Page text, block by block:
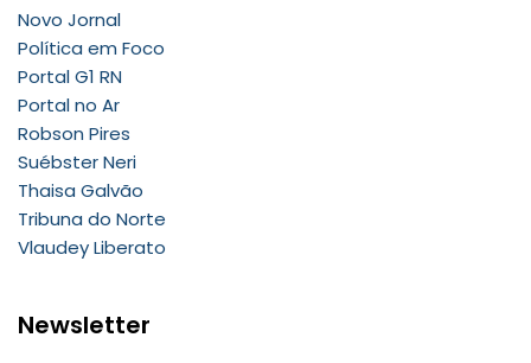
Novo Jornal
Política em Foco
Portal G1 RN
Portal no Ar
Robson Pires
Suébster Neri
Thaisa Galvão
Tribuna do Norte
Vlaudey Liberato
Newsletter